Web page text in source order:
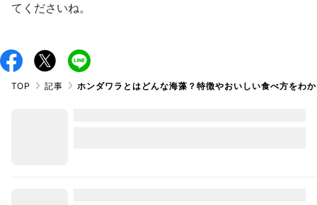
てくださいね。
TOP 記事 ホンダワラとはどんな海藻？特徴やおいしい食べ方をわ